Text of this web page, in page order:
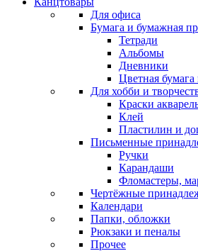
Для офиса
Бумага и бумажная
Тетради
Альбомы
Дневники
Цветная бумага
Для хобби и
Краски
Клей
Пластилин и
Письменные
Ручки
Карандаши
Фломастеры,
Чертёжные
Календари
Папки, обложки
Рюкзаки и пеналы
Прочее